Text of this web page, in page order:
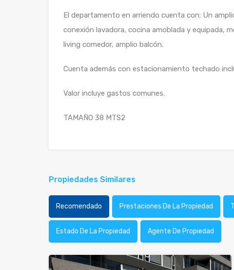
El departamento en arriendo cuenta con: Un
conexión lavadora, cocina amoblada y equipada,
living comedor, amplio balcón.
Cuenta además con estacionamiento techado
Valor incluye gastos comunes.
TAMAÑO 38 MTS2
Propiedades Similares
Recomendado Prestaciones De La Propiedad
Estado De La Propiedad Agente De Propiedad